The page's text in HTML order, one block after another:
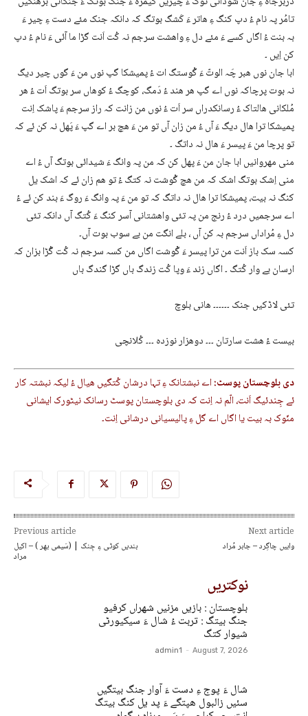
تامُر پہ نام ءُ دپ کنگ ءِ ھاتر ءَ کَشگ بوتگ کہ دانکہ جنک مئے دست ءِ چیر ءَ
بہ بنت ءُ اگاں کسے ءَ مئے دل ءِ واھشت سرجم نہ کُت اَنت گڑا ما آئی ءَ نام ءُ دپ
کن اِیں ۔
ابا جان نوں ھبر چَہ الوتّ ءَ گْوستگ ات ءُ پمیشکا گپ نوں من ءَ گوں چیر دیگ
نہ بوت پرچاکہ نوں اے گپ ھر ھند ءُ دَمگ، کوچگ ءُ کوھاں سر بوتگ اَت ءُ ھر
مُلکانی ھالتاک ءُ رسانکدراں سر اَت ءُ نوں من زانت کہ راز سرجم ءَ پاشک اِنت
پمیشکا ترا ھال دیگ ءَ آں ءُ من زان آں تو من ءَ ھچ بر اے گپ ءَ پَھل نہ کن ئے کہ
تو پرچا من ءَ پیسر ءَ ھال نہ داتگ ۔
منی مھروانیں ابا جان من ءَ پھل کن کہ من پہ وانگ ءَ شیدائی بوتگ آں ءُ اے
منی اِشک بوتگ اشک کہ من ھچ گْوشت نہ کتگ ءُ تو ھم زان ئے کہ اشک یل
کنگ نہ بیت، پمیشکا ترا ھال نہ داتگ کہ تو من ءَ پہ وانگ ءَ روگ ءَ بند کن ئے ءُ
اے سرجمیں درد ءُ رنج من پہ تئی واھشتانی آسر کنگ ءَ کُتگ آں دانکہ تئی
دل ءِ مُراداں سرجم بہ کن آں ، بلے انگت من بے سوب بوت آں۔
کسہ سک باز اَنت من ترا پیسر ءَ گْوشت اگاں من کسہ سرجم نہ کُت گُڑا بزان کہ
ارسان بے وار کُتگ ۔ اگاں زند ءَ وپا کُت زندگ باں گڑا گندگ باں
تئی لاڈکیں جنک ۔۔۔۔۔۔ ھانی بلوچ
بیست ءُ ھشت سارتان ۔۔۔ دوھزار نوزدہ ۔۔۔ کُلانچی
دی بلوچستان پوسٹ:اے نبشتانک ءِ تہا درشان کُتگیں ھیال ءُ لیکہ نبشتہ کار
ئے جِندئیگ اَنت، الّم نہ اِنت کہ دی بلوچستان پوسٹ رسانک نیٹورک ایشانی
منّوک بہ بیت یا اگاں اے گل ءِ پالیسیانی درشانی اِنت۔
Previous article
بندیں کوٹی ءِ جِنک | (سَیمی بھر ) – اکیل
مراد
Next article
وابیں چاگِرد – جابر مُراد
نوکتریں
بلوچستان : بازیں مزنیں شھراں کرفیو
جنگ بیتگ : تربت ءُ شال ءَ سیکیورٹی
شیوار کتگ
admin1 - August 7, 2026
شال ءَ پوج ءِ دست ءَ آوار جنگ بیتگیں
سئیں زالبول ھپتگے ءَ پد یل کنگ بیتگ